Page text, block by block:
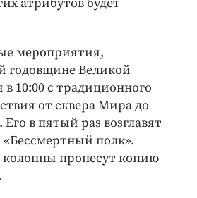
года
мероприятия,
годовщине Великой
10:00 с традиционного
от сквера Мира до
в пятый раз возглавят
полк».
пронесут копию